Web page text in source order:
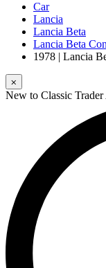
Car
Lancia
Lancia Beta
Lancia Beta
1978 | Lancia
⨉
New to Classic